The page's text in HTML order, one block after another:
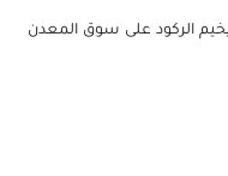
الركود على سوق المعدن